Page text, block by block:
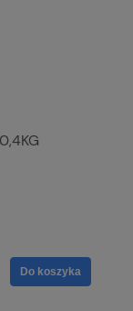
Do koszyka